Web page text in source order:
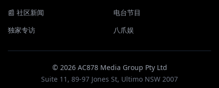
📰 社区新闻
电台节目
独家专访
八爪娱
© 2026 AC878 Media Group Pty Ltd
Suite 11, 89-97 Jones St, Ultimo NSW 2007